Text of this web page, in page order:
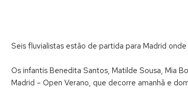
Seis fluvialistas estão de partida para Madrid
Os infantis Benedita Santos, Matilde Sousa, Mia
Madrid – Open Verano, que decorre amanhã e